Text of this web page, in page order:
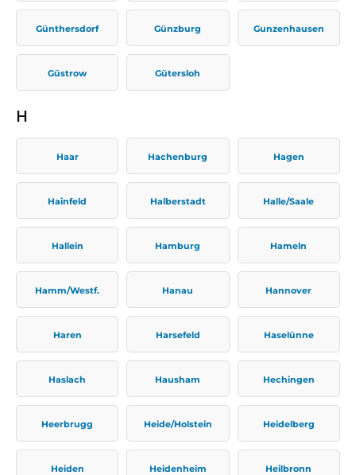
Günthersdorf Günzburg Gunzenhausen
Güstrow Gütersloh
H
Haar Hachenburg Hagen
Hainfeld Halberstadt Halle/Saale
Hallein Hamburg Hameln
Hamm/Westf. Hanau Hannover
Haren Harsefeld Haselünne
Haslach Hausham Hechingen
Heerbrugg Heide/Holstein Heidelberg
Heiden Heidenheim Heilbronn